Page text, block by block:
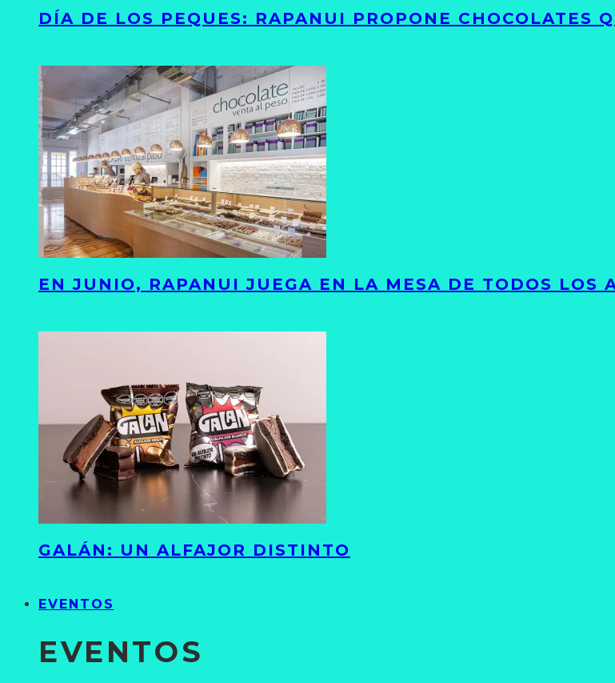
DÍA DE LOS PEQUES: RAPANUI PROPONE CHOCOLATES
EN JUNIO, RAPANUI JUEGA EN LA MESA DE TODOS LOS
GALÁN: UN ALFAJOR DISTINTO
EVENTOS
EVENTOS